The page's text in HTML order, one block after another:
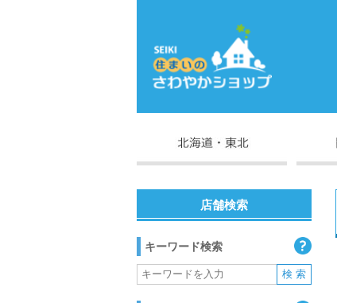
店舗検索
キーワード検索